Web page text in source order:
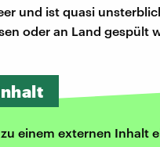
und ist quasi
oder an Land gespült
einem externen Inhalt